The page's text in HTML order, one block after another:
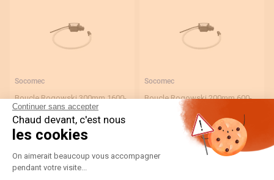
Continuer sans accepter
Chaud devant, c'est nous
les cookies
Plateforme de Gestion du
On aimerait beaucoup vous accompagner
pendant votre visite...
Socomec
Boucle Rogowski 300mm 1600-
6000A
48290577
275,62 €
Socomec
Boucle Rogowski 200mm 600-